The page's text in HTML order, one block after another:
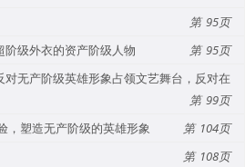
95
阶级外衣的资产阶级人物
95
对无产阶级英雄形象占领文艺舞台，反对在
99
，塑造无产阶级的英雄形象
104
108